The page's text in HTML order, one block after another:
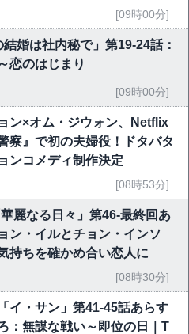
[09時00分]
婚は社内秘で」第19-24話：
恋のはじまり
[09時00分]
ン×オム・ジウォン、Netflix
察』で初の夫婦役！ドタバタ
ンコメディ制作決定
[08時53分]
麗なる日々」第46-最終回あ
ン・イルとチョン・インソ
持ちを確かめ合い恋人に
[08時30分]
イ・サン」第41-45話あらす
：無謀な戦い～即位の日｜T